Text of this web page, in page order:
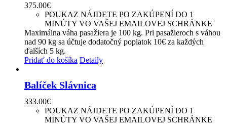
375.00€
POUKAZ NÁJDETE PO ZAKÚPENÍ DO 1
MINÚTY VO VAŠEJ EMAILOVEJ SCHRÁNKE
Maximálna váha pasažiera je 100 kg. Pri pasažieroch s váhou
nad 90 kg sa účtuje dodatočný poplatok 10€ za každých
ďalších 5 kg.
Pridať do košíka Detaily
Balíček Slávnica
333.00€
POUKAZ NÁJDETE PO ZAKÚPENÍ DO 1
MINÚTY VO VAŠEJ EMAILOVEJ SCHRÁNKE